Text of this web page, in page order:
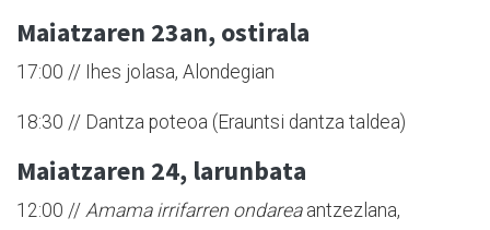
Maiatzaren 23an, ostirala
17:00 // Ihes jolasa, Alondegian
18:30 // Dantza poteoa (Erauntsi dantza taldea)
Maiatzaren 24, larunbata
12:00 // Amama irrifarren ondareaantzezlana,